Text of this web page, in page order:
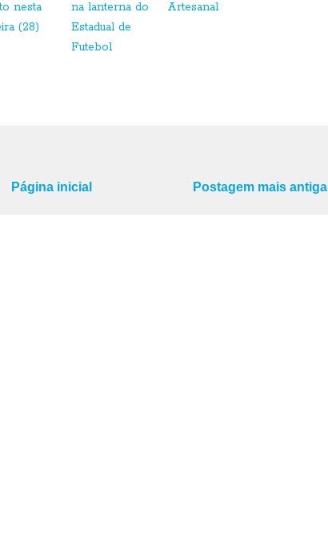
nesta
(28)
na lanterna do
Estadual de
Futebol
Artesanal
Postagem mais antiga
Página inicial